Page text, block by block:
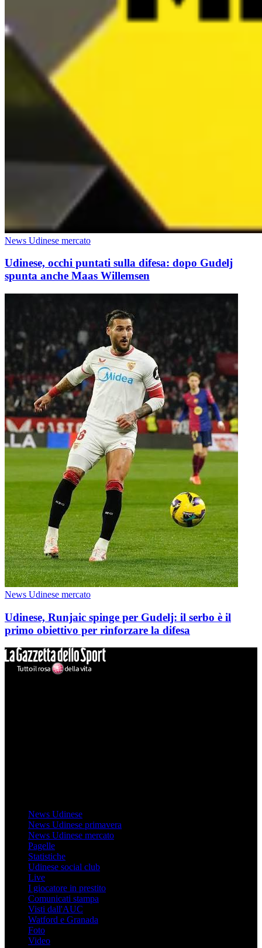
News Udinese mercato
Udinese, occhi puntati sulla difesa: dopo Gudelj
spunta anche Maas Willemsen
News Udinese mercato
Udinese, Runjaic spinge per Gudelj: il serbo è il
primo obiettivo per rinforzare la difesa
News Udinese
News Udinese primavera
News Udinese mercato
Pagelle
Statistiche
Udinese social club
Live
I giocatore in prestito
Comunicati stampa
Visti dall'AUC
Watford e Granada
Foto
Video